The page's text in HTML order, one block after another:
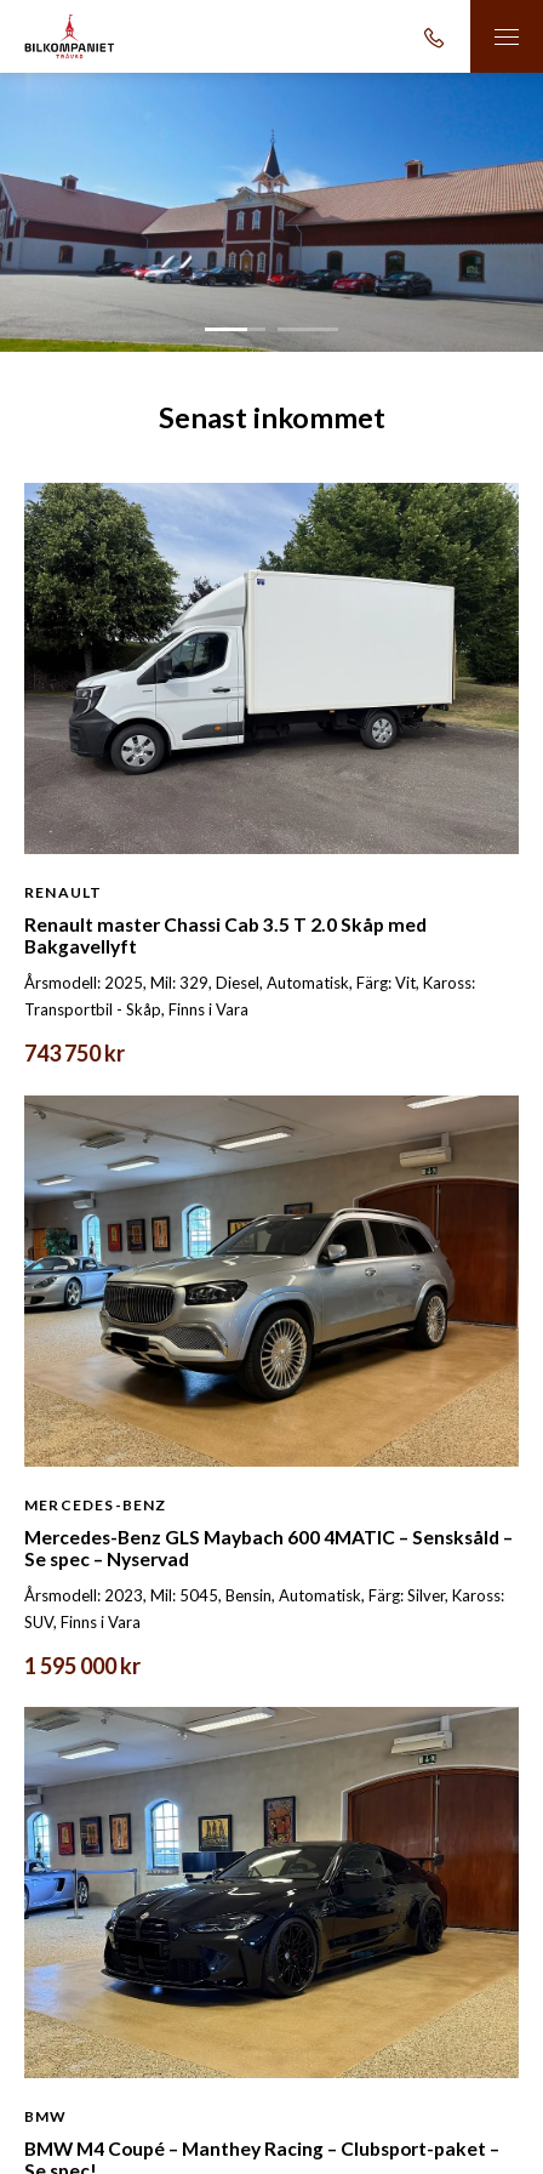
1
Senast inkommet
RENAULT
Renault master Chassi Cab 3.5 T 2.0 Skåp med
Bakgavellyft
Årsmodell: 2025, Mil: 329, Diesel, Automatisk, Färg: Vit, Kaross:
Transportbil - Skåp, Finns i Vara
743 750 kr
MERCEDES-BENZ
Mercedes-Benz GLS Maybach 600 4MATIC – Sensksåld –
Se spec – Nyservad
Årsmodell: 2023, Mil: 5045, Bensin, Automatisk, Färg: Silver, Kaross:
SUV, Finns i Vara
1 595 000 kr
BMW
BMW M4 Coupé – Manthey Racing – Clubsport-paket –